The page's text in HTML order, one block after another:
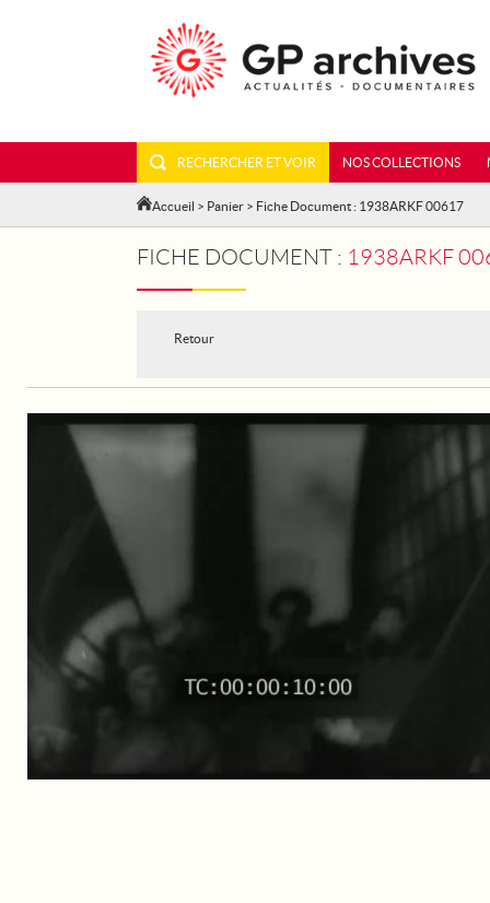
RECHERCHER ET VOIR NOS COLLECTIONS
Accueil > Panier > Fiche Document : 1938ARKF 00617
FICHE DOCUMENT : 1938ARKF
Retour